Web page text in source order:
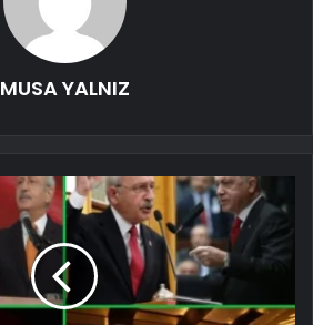
MUSA YALNIZ